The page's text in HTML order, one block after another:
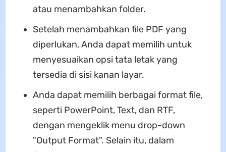
atau menambahkan folder.
Setelah menambahkan file PDF yang
diperlukan, Anda dapat memilih untuk
menyesuaikan opsi tata letak yang
tersedia di sisi kanan layar.
Anda dapat memilih berbagai format file,
seperti PowerPoint, Text, dan RTF,
dengan mengeklik menu drop-down
"Output Format". Selain itu, dalam